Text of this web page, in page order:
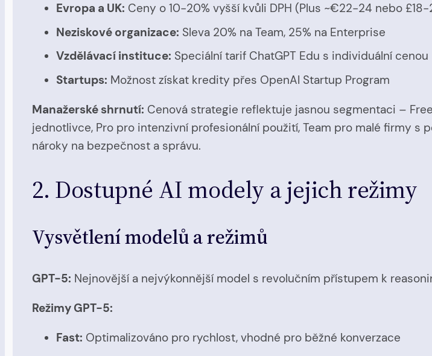
Evropa a UK: Ceny o 10-20% vyšší kvůli DPH (Plus ~€22-24 nebo
Neziskové organizace: Sleva 20% na Team, 25% na Enterprise
Vzdělávací instituce: Speciální tarif ChatGPT Edu s individuální cenou
Startups: Možnost získat kredity přes OpenAI Startup Program
Manažerské shrnutí: Cenová strategie reflektuje jasnou segmentaci –
jednotlivce, Pro pro intenzivní profesionální použití, Team pro malé firmy
nároky na bezpečnost a správu.
2. Dostupné AI modely a jejich režimy
Vysvětlení modelů a režimů
GPT-5: Nejnovější a nejvýkonnější model s revolučním přístupem k
Režimy GPT-5:
Fast: Optimalizováno pro rychlost, vhodné pro běžné konverzace